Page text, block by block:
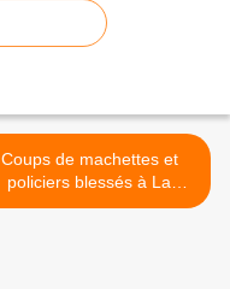
Coups de machettes et
policiers blessés à La
Courneuve >